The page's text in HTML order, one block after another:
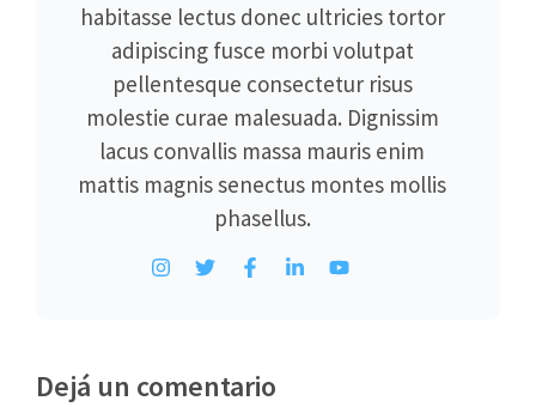
habitasse lectus donec ultricies tortor
adipiscing fusce morbi volutpat
pellentesque consectetur risus
molestie curae malesuada. Dignissim
lacus convallis massa mauris enim
mattis magnis senectus montes mollis
phasellus.
Dejá un comentario